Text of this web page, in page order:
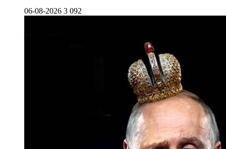
06-08-2026 3 092